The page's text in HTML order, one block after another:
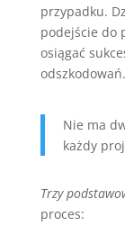
przypadku.
podejście do
osiągać
odszkodowań.
Nie ma
każdy
Trzy
proces: